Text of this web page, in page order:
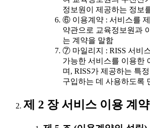
정보원이 제공하는 정보
⑥ 이용계약 : 서비스를 제
약관으로 교육정보원과
는 계약을 말함
⑦ 마일리지 : RISS 서비
가능한 서비스를 이용한
며, RISS가 제공하는 특
구입하는 데 사용하도록
제 2 장 서비스 이용 계약